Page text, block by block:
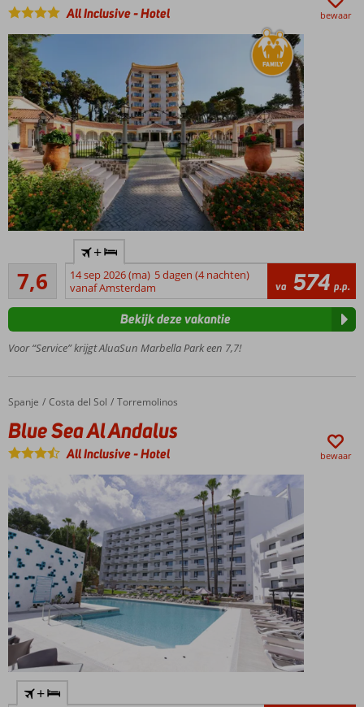
Heerlijk
smullen in
Beach Club
Poseidon of à-
la-
carterestaurant
Chang Tai
Volop
genieten met
sport-,
animatie- en
spafaciliteiten
All Inclusive-Hotel bewaar
voor
het
hele
Zwembad
met
glijbanen
ruime kamers
Volpension
of All
Inclusive
ook
mogelijk
7,6
Goed
45
beoordelingen
+
14 sep 2026 (ma) 5 dagen (4 nachten)
vanaf Amsterdam
va 574 p.p.
Voor “Service” krijgt AluaSun Marbella Park een 7,7!
Bekijk deze vakantie
Home
Spanje Costa del Sol Torremolinos
Blue Sea Al Andalus
Blue Sea Al Andalus
All Inclusive-Hotel bewaar
+